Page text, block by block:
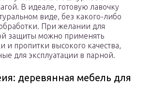
В идеале, готовую лавочку
виде, без какого-либо
При желании для
защиты можно применять
и пропитки высокого качества,
для эксплуатации в парной.
деревянная мебель для